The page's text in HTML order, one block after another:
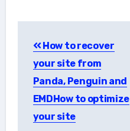
navigation
How to recover
your site from
Panda, Penguin and
EMDHow to optimize
your site